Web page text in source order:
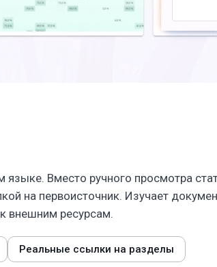
Вместо ручного просмотра
на первоисточник. Изучает
внешним ресурсам.
Реальные ссылки на разделы